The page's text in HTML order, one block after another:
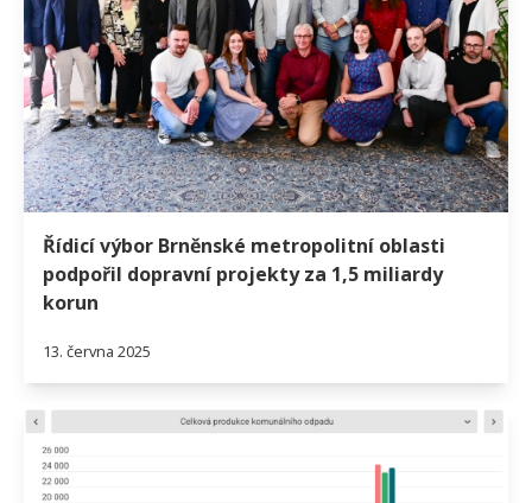
Řídicí výbor Brněnské metropolitní oblasti
podpořil dopravní projekty za 1,5 miliardy
korun
13. června 2025